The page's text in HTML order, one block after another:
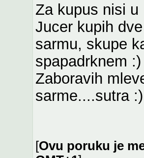
Za kupus nisi u
Jucer kupih
sarmu, skupe
spapadrknem :)
Zaboravih
sarme....sutra :)
[Ovu poruku je